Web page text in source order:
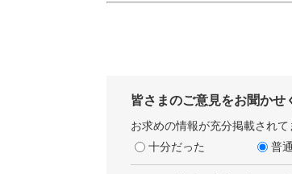
皆さまのご意見をお聞かせ
お求めの情報が充分掲載されて
十分だった
普通